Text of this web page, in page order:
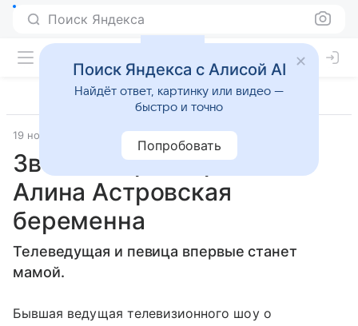
Поиск Яндекса
19 ноября 2021 Lenta.Ru
Звезда «Орла и решки»
Алина Астровская
беременна
Телеведущая и певица впервые станет
мамой.
Бывшая ведущая телевизионного шоу о
Поиск Яндекса с Алисой AI
Найдёт ответ, картинку или видео —
быстро и точно
Попробовать